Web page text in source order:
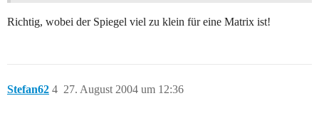
Richtig, wobei der Spiegel viel zu klein für eine Matrix ist!
Stefan62 27. August 2004 um 12:36
4